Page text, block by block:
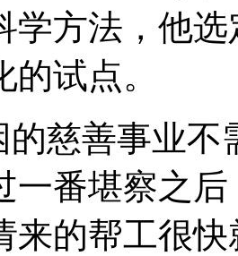
学方法，他
试点。
的慈善事业不
一番堪察之
来的帮工很